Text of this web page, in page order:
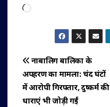
Loading…
पोस्ट
नेविगेशन
नाबालिग बालिका के
अपहरण का मामला: चंद घंटों
में आरोपी गिरफ्तार, दुष्कर्म की
धाराएं भी जोड़ी गईं